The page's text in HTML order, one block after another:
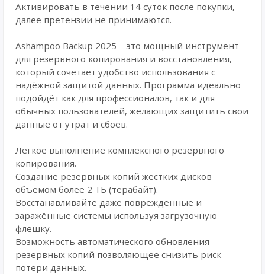
Активировать в течении 14 суток после покупки,
далее претензии не принимаются.
Ashampoo Backup 2025 – это мощный инструмент
для резервного копирования и восстановления,
который сочетает удобство использования с
надёжной защитой данных. Программа идеально
подойдёт как для профессионалов, так и для
обычных пользователей, желающих защитить свои
данные от утрат и сбоев.
Легкое выполнение комплексного резервного
копирования.
Создание резервных копий жёстких дисков
объёмом более 2 ТБ (терабайт).
Восстанавливайте даже повреждённые и
заражённые системы используя загрузочную
флешку.
Возможность автоматического обновления
резервных копий позволяющее снизить риск
потери данных.